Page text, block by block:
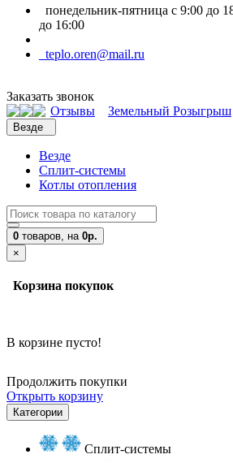
понедельник-пятница с 9:00 до
до 16:00
teplo.oren@mail.ru
Заказать звонок
Отзывы
Земельный Розыгрыш
Везде
Везде
Сплит-системы
Котлы отопления
0 товаров, на 0р.
×
Корзина покупок
В корзине пусто!
Продолжить покупки
Открыть корзину
Категории
Сплит-системы